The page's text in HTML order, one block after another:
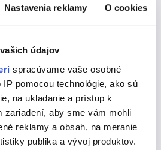
Nastavenia reklamy O cookies
údajov
spracúvame vaše osobné
pomocou technológie, ako sú
na ukladanie a prístup k
zariadení, aby sme vám mohli
reklamy a obsah, na meranie
publika a vývoj produktov.
ných
kampa
Percen
Zhodn
otenie
návrat